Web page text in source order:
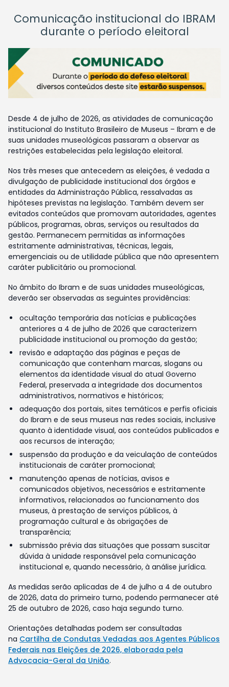
Comunicação institucional do IBRAM
durante o período eleitoral
Desde 4 de julho de 2026, as atividades de comunicação
institucional do Instituto Brasileiro de Museus – Ibram e de
suas unidades museológicas passaram a observar as
restrições estabelecidas pela legislação eleitoral.
Nos três meses que antecedem as eleições, é vedada a
divulgação de publicidade institucional dos órgãos e
entidades da Administração Pública, ressalvadas as
hipóteses previstas na legislação. Também devem ser
evitados conteúdos que promovam autoridades, agentes
públicos, programas, obras, serviços ou resultados da
gestão. Permanecem permitidas as informações
estritamente administrativas, técnicas, legais,
emergenciais ou de utilidade pública que não apresentem
caráter publicitário ou promocional.
No âmbito do Ibram e de suas unidades museológicas,
deverão ser observadas as seguintes providências:
ocultação temporária das notícias e publicações
anteriores a 4 de julho de 2026 que caracterizem
publicidade institucional ou promoção da gestão;
revisão e adaptação das páginas e peças de
comunicação que contenham marcas, slogans ou
elementos da identidade visual do atual Governo
Federal, preservada a integridade dos documentos
administrativos, normativos e históricos;
adequação dos portais, sites temáticos e perfis oficiais
do Ibram e de seus museus nas redes sociais, inclusive
quanto à identidade visual, aos conteúdos publicados e
aos recursos de interação;
suspensão da produção e da veiculação de conteúdos
institucionais de caráter promocional;
manutenção apenas de notícias, avisos e
comunicados objetivos, necessários e estritamente
informativos, relacionados ao funcionamento dos
museus, à prestação de serviços públicos, à
programação cultural e às obrigações de
transparência;
submissão prévia das situações que possam suscitar
dúvida à unidade responsável pela comunicação
institucional e, quando necessário, à análise jurídica.
As medidas serão aplicadas de 4 de julho a 4 de outubro
de 2026, data do primeiro turno, podendo permanecer até
25 de outubro de 2026, caso haja segundo turno.
Orientações detalhadas podem ser consultadas
na Cartilha de Condutas Vedadas aos Agentes Públicos
Federais nas Eleições de 2026, elaborada pela
Advocacia-Geral da União.